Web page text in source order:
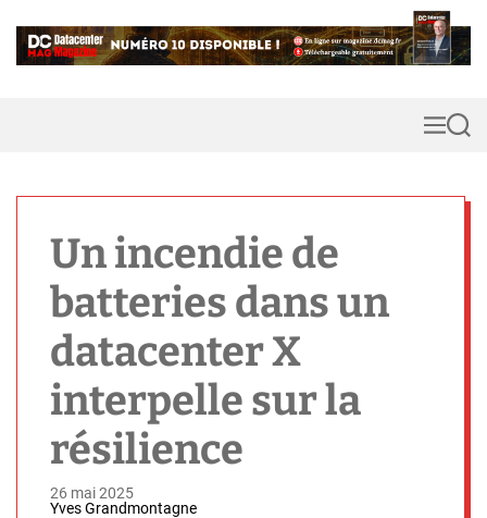
m
a
MS
Un incendie de
batteries dans un
datacenter X
interpelle sur la
résilience
26 mai 2025
Yves Grandmontagne